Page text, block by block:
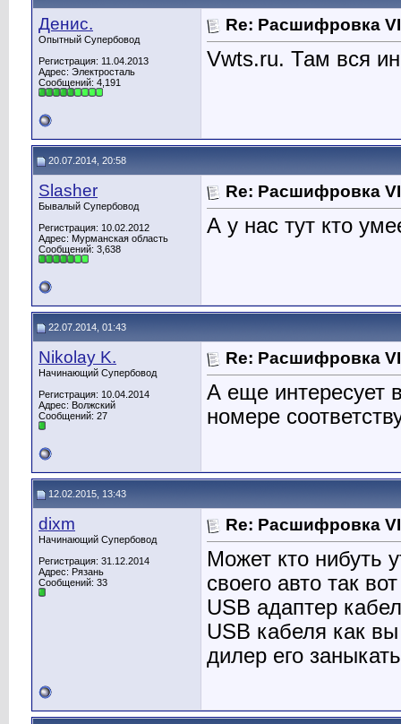
Денис.
Опытный Супербовод
Регистрация: 11.04.2013
Адрес: Электросталь
Сообщений: 4,191
Re: Расшифровка
Vwts.ru. Там вся
20.07.2014, 20:58
Slasher
Бывалый Супербовод
Регистрация: 10.02.2012
Адрес: Мурманская область
Сообщений: 3,638
Re: Расшифровка
А у нас тут кто
22.07.2014, 01:43
Nikolay K.
Начинающий Супербовод
Регистрация: 10.04.2014
Адрес: Волжский
Сообщений: 27
Re: Расшифровка
А еще интересует
номере
12.02.2015, 13:43
dixm
Начинающий Супербовод
Регистрация: 31.12.2014
Адрес: Рязань
Сообщений: 33
Re: Расшифровка
Может кто нибуть
своего авто так
USB адаптер
USB кабеля как
дилер его